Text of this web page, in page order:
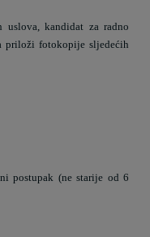
kandidat za radno
priloži fotokopije sljedećih
postupak (ne starije od 6